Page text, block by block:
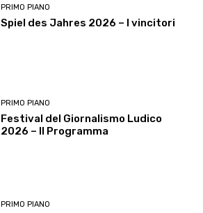
PRIMO PIANO
Spiel des Jahres 2026 – I vincitori
PRIMO PIANO
Festival del Giornalismo Ludico
2026 – Il Programma
PRIMO PIANO